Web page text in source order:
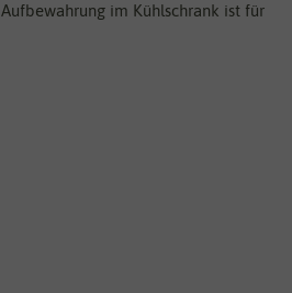
im Kühlschrank ist für